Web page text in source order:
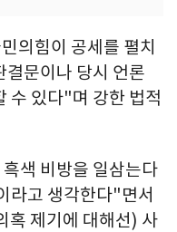
의힘이 공세를 펼치
문이나 당시 언론
수 있다"며 강한 법적
색 비방을 일삼는다
라고 생각한다"면서
혹 제기에 대해선) 사